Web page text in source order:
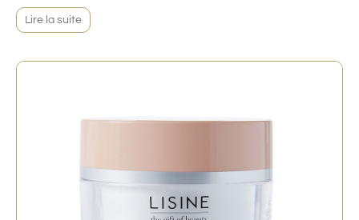
Lire la suite